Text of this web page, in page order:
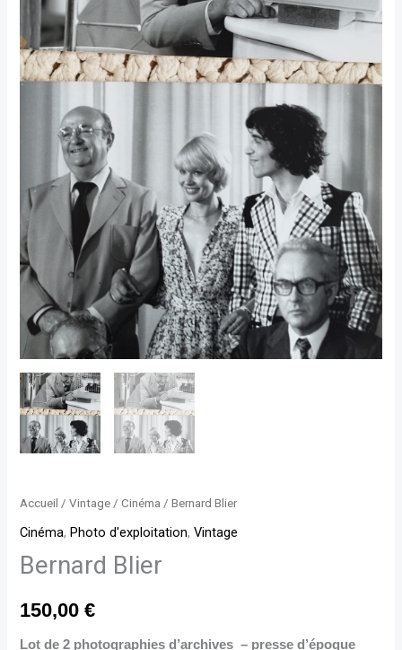
Accueil /Vintage /Cinéma / Bernard Blier
Cinéma,Photo d'exploitation,Vintage
Bernard Blier
150,00€
Lot de 2 photographies d’archives – presse d’époque